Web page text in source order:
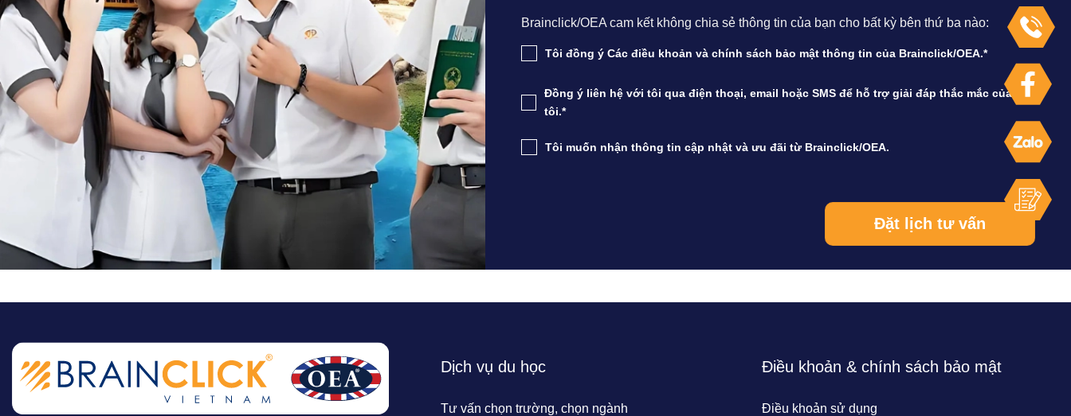
Brainclick/OEA cam kết không chia sẻ thông tin của bạn cho bất kỳ bên thứ ba nào:
Tôi đồng ý Các điều khoản và chính sách bảo mật thông tin của Brainclick/OEA.*
Đồng ý liên hệ với tôi qua điện thoại, email hoặc SMS để hỗ trợ giải đáp thắc mắc của
tôi.*
Tôi muốn nhận thông tin cập nhật và ưu đãi từ Brainclick/OEA.
Dịch vụ du học
Tư vấn chọn trường, chọn ngành
Điều khoản & chính sách bảo mật
Điều khoản sử dụng